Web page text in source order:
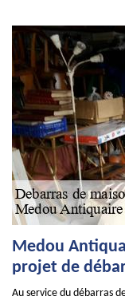
Medou
projet de
Au service du débarras